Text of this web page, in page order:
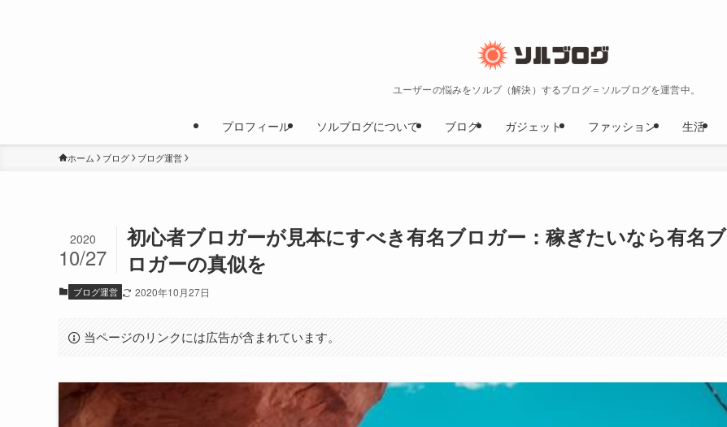
ユーザーの悩みをソルブ（解決）するブログ＝ソルブログを運営中。
プロフィール ソルブログについて ブログ ガジェット ファッション 生活
ホーム ブログ ブログ運営
初心者ブロガーが見本にすべき有名ブロガー：稼ぎたいなら有名ブ
ロガーの真似を
2020
10/27
ブログ運営 2020年10月27日
当ページのリンクには広告が含まれています。